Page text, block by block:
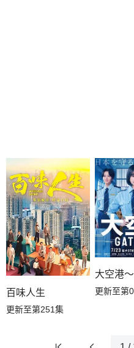
百味人生
更新至第251集
大空港
更新至第